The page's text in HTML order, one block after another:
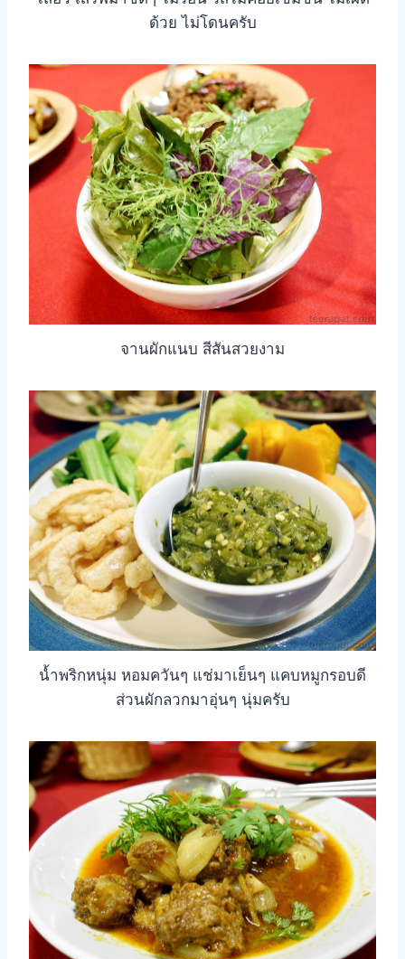
ด้วย ไม่โดนครับ
จานผักแนบ สีสันสวยงาม
น้ำพริกหนุ่ม หอมควันๆ แช่มาเย็นๆ แคบหมูกรอบดี
ส่วนผักลวกมาอุ่นๆ นุ่มครับ